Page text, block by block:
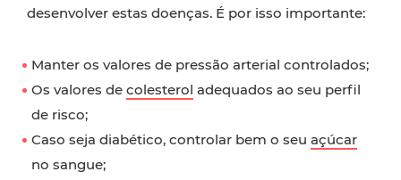
desenvolver estas doenças. É por isso importante:
Manter os valores de pressão arterial controlados;
Os valores de colesterol adequados ao seu perfil
de risco;
Caso seja diabético, controlar bem o seu açúcar
no sangue;